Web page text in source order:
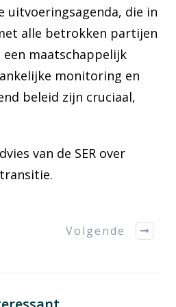
uitvoeringsagenda, die in
alle betrokken partijen
maatschappelijk
monitoring en
beleid zijn cruciaal,
van de SER over
Volgende